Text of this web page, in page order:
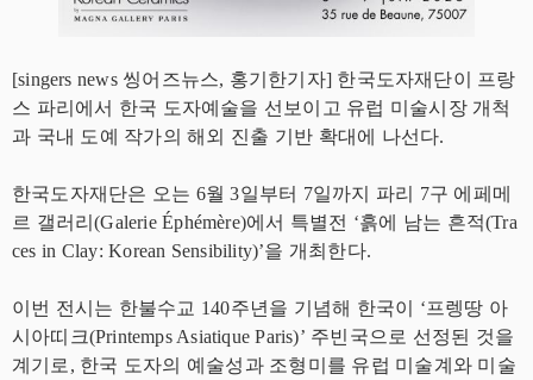
[singers news 씽어즈뉴스, 홍기한기자] 한국도자재단이 프랑
스 파리에서 한국 도자예술을 선보이고 유럽 미술시장 개척
과 국내 도예 작가의 해외 진출 기반 확대에 나선다.
한국도자재단은 오는 6월 3일부터 7일까지 파리 7구 에페메
르 갤러리(Galerie Éphémère)에서 특별전 ‘흙에 남는 흔적(Tra
ces in Clay: Korean Sensibility)’을 개최한다.
이번 전시는 한불수교 140주년을 기념해 한국이 ‘프렝땅 아
시아띠크(Printemps Asiatique Paris)’ 주빈국으로 선정된 것을
계기로, 한국 도자의 예술성과 조형미를 유럽 미술계와 미술